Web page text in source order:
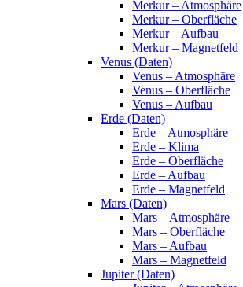
Merkur – Atmosphäre
Merkur – Oberfläche
Merkur – Aufbau
Merkur – Magnetfeld
Venus (Daten)
Venus – Atmosphäre
Venus – Oberfläche
Venus – Aufbau
Erde (Daten)
Erde – Atmosphäre
Erde – Klima
Erde – Oberfläche
Erde – Aufbau
Erde – Magnetfeld
Mars (Daten)
Mars – Atmosphäre
Mars – Oberfläche
Mars – Aufbau
Mars – Magnetfeld
Jupiter (Daten)